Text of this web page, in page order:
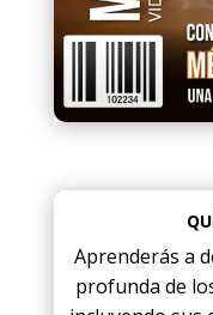
Aprenderás a
profunda de